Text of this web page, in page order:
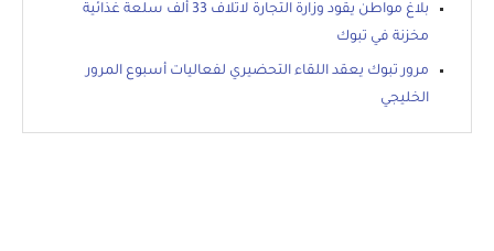
بلاغ مواطن يقود وزارة التجارة لاتلاف 33 ألف سلعة غذائية
مخزنة في تبوك
مرور تبوك يعقد اللقاء التحضيري لفعاليات أسبوع المرور
الخليجي